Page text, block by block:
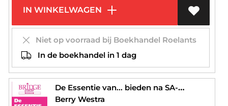
IN WINKELWAGEN
Niet op voorraad bij Boekhandel Roelants
In de boekhandel in 1 dag
De Essentie van... bieden na SA-openingen
Berry Westra